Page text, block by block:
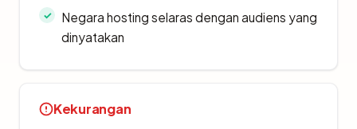
Negara hosting selaras dengan audiens yang
dinyatakan
Kekurangan